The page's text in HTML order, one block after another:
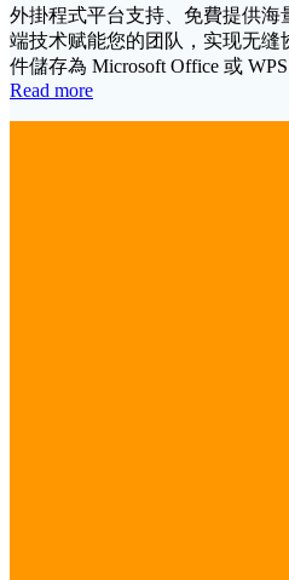
外掛程式平台支持、免費提供海
端技术赋能您的团队，实现无缝
件儲存為 Microsoft Office 或
Read more